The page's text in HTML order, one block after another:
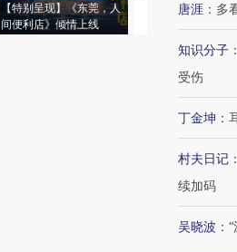
【特别呈现】《东莞，人
间便利店》倾情上线
会，让数智科技“链
唐涯 ： 多
知识分子 ：
受伤
丁金坤 ：
村夫日记 ：
续加码
吴晓波 ：